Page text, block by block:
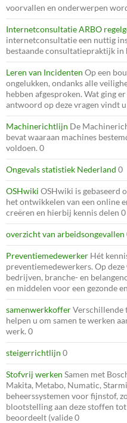
voorvallen en onderwerpen
Internetconsultatie ARBO
internetconsultatie een nuttig
bestaande consultatiepraktijk in
Leren van Incidenten Op een
ongelukken, ondanks alle
hebben afgesproken. Wat ging
antwoord op deze vragen vindt
Machinerichtlijn De
bevat waaraan machines
voldoen. 0
Ongevals statistiek Nederland 0
OSHwiki OSHwiki is gebaseerd
het ontwikkelen van een online
creëren en hierbij kennis delen 0
overzicht van arbeidsongevallen
Preventiemedewerker Hét
preventiemedewerkers. Op
bedrijven, branche- en
en middelen voor een gezonde
samenwerkkofferVerschillende
helpen u om samen te werken
werk. 0
steigerrichtlijn 0
Stofvrij werken Samen met
Makita, Metabo, Numatic,
beheerssystemen voor fijnstof,
blootstelling aan deze stoffen
beoordeelt (valide 0